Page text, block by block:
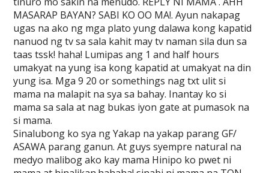
MASARAP BAYAN? SABI KO OO MA!. Ayun nakapag
ugas na ako ng mga plato yung dalawa kong kapatid
nanuod ng tv sa sala kahit may tv naman sila dun sa
taas tssk! haha! Lumipas ang 1 and half hours
umakyat na yung isa kong kapatid at umakyat na din
yung isa. Mga 9 20 or somethings nag txt ulit si
mama na malapit na sya sa bahay. Inantay ko si
mama sa sala at nag bukas iyon gate at pumasok na
si mama.
Sinalubong ko sya ng Yakap na yakap parang GF/
ASAWA parang ganun. At guys syempre natural na
medyo malibog ako kay mama Hinipo ko pwet ni